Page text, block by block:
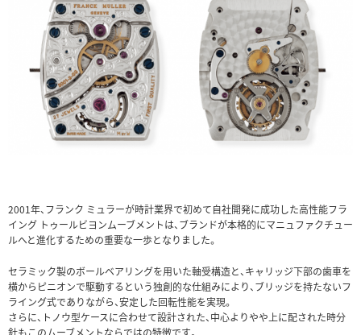
2001年、フランク ミュラーが時計業界で初めて自社開発に成功した高性能フラ
イング トゥールビヨンムーブメントは、ブランドが本格的にマニュファクチュー
ルへと進化するための重要な一歩となりました。
セラミック製のボールベアリングを用いた軸受構造と、キャリッジ下部の歯車を
横からピニオンで駆動するという独創的な仕組みにより、ブリッジを持たないフ
ライング式でありながら、安定した回転性能を実現。
さらに、トノウ型ケースに合わせて設計された、中心よりやや上に配された時分